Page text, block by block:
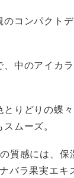
コンパクト
中のアイカ
りどりの蝶
ムーズ。
質感には、保
バラ果実エキ